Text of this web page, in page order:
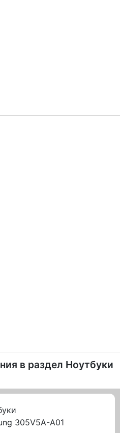
в раздел Ноутбуки
305V5A-A01